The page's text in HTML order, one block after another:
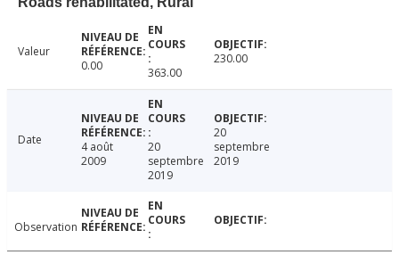
Valeur
0.00
363.00
230.00
Date
4 août
2009
20
septembre
2019
20
septembre
2019
Observation